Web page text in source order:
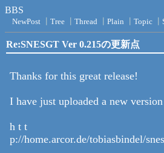
BBS
NewPost Tree Thread Plain Topic
Re:SNESGT Ver 0.215の更新点
Thanks for this great release!
I have just uploaded a new
h t t
p://home.arcor.de/tobiasbindel/